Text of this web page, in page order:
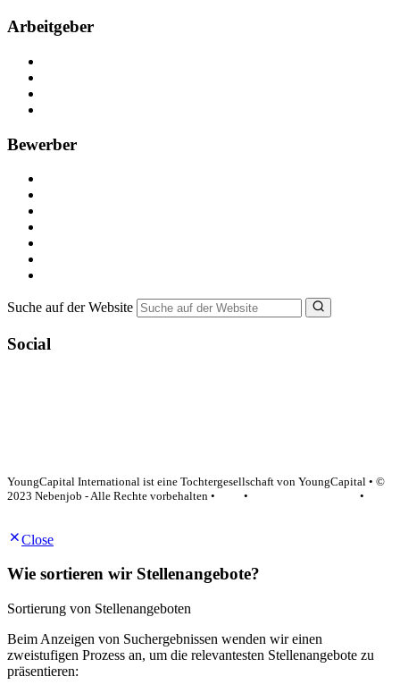
Arbeitgeber
Bewerber
Suche auf der Website
Social
YoungCapital International ist eine Tochtergesellschaft von YoungCapital • ©
2023 Nebenjob - Alle Rechte vorbehalten •
•
•
Close
Wie sortieren wir Stellenangebote?
Sortierung von Stellenangeboten
Beim Anzeigen von Suchergebnissen wenden wir einen
zweistufigen Prozess an, um die relevantesten Stellenangebote zu
präsentieren: